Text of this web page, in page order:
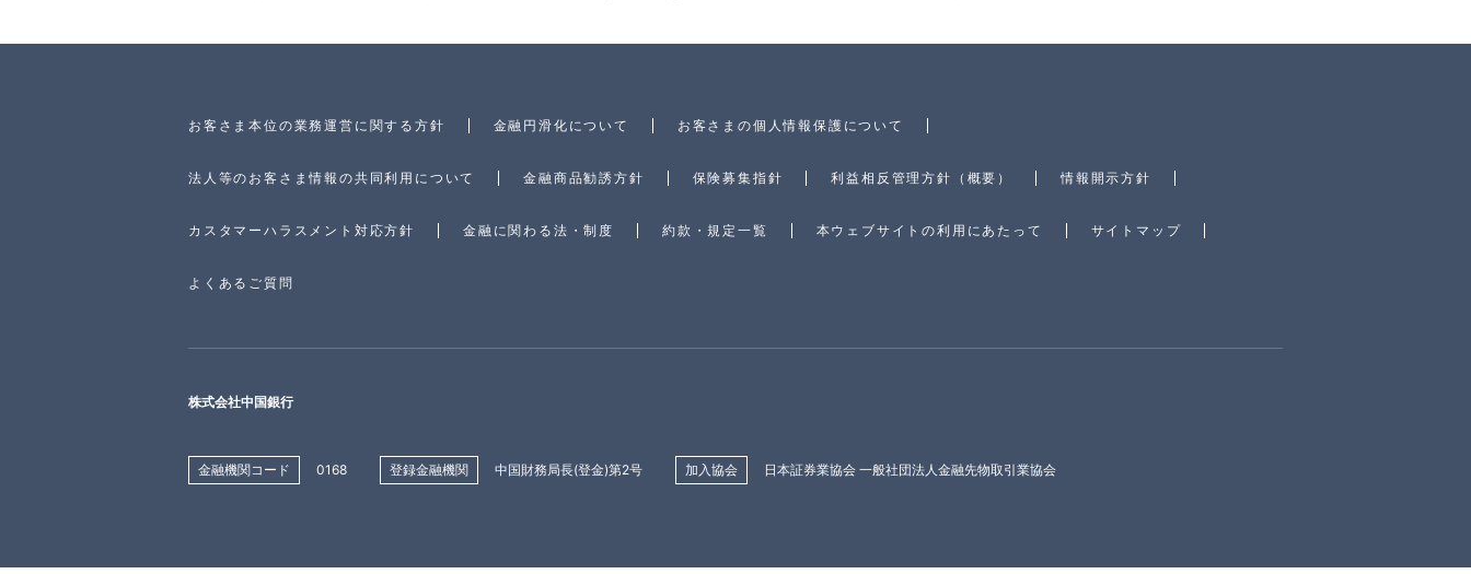
お客さま本位の業務運営に関する方針 金融円滑化について お客さまの個人情報保護について
法人等のお客さま情報の共同利用について 金融商品勧誘方針 保険募集指針 利益相反管理方針（概要） 情報開示方針
カスタマーハラスメント対応方針 金融に関わる法・制度 約款・規定一覧 本ウェブサイトの利用にあたって サイトマップ
よくあるご質問
株式会社中国銀行
金融機関コード 0168 登録金融機関 中国財務局長(登金)第2号 加入協会 日本証券業協会 一般社団法人金融先物取引業協会